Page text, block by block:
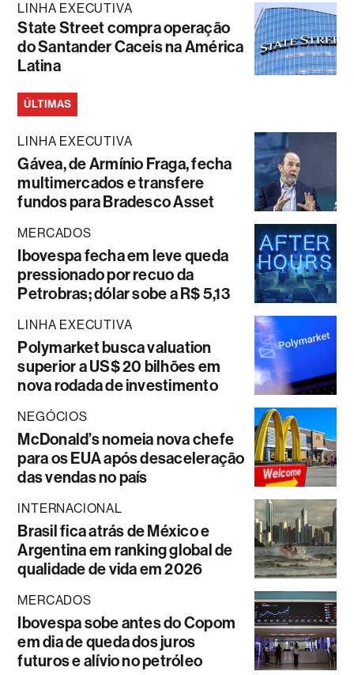
LINHA EXECUTIVA
State Street compra operação
do Santander Caceis na América
Latina
ÚLTIMAS
LINHA EXECUTIVA
Gávea, de Armínio Fraga, fecha
multimercados e transfere
fundos para Bradesco Asset
MERCADOS
Ibovespa fecha em leve queda
pressionado por recuo da
Petrobras; dólar sobe a R$ 5,13
LINHA EXECUTIVA
Polymarket busca valuation
superior a US$ 20 bilhões em
nova rodada de investimento
NEGÓCIOS
McDonald’s nomeia nova chefe
para os EUA após desaceleração
das vendas no país
INTERNACIONAL
Brasil fica atrás de México e
Argentina em ranking global de
qualidade de vida em 2026
MERCADOS
Ibovespa sobe antes do Copom
em dia de queda dos juros
futuros e alívio no petróleo